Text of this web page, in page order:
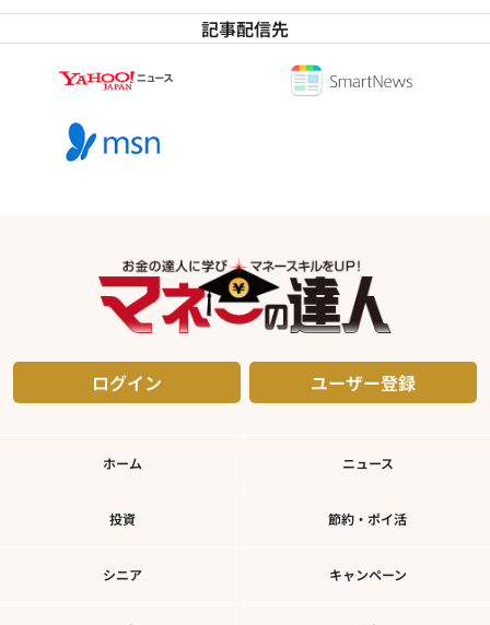
記事配信先
ログイン ユーザー登録
ホーム ニュース
投資 節約・ポイ活
シニア キャンペーン